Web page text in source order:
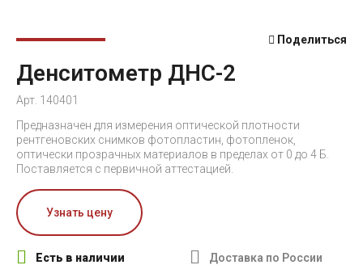
Поделиться
Денситометр ДНС-2
Арт. 140401
Предназначен для измерения оптической плотности
рентгеновских снимков фотопластин, фотопленок,
оптически прозрачных материалов в пределах от 0 до 4 Б.
Поставляется с первичной аттестацией.
Узнать цену
Есть в наличии Доставка по России